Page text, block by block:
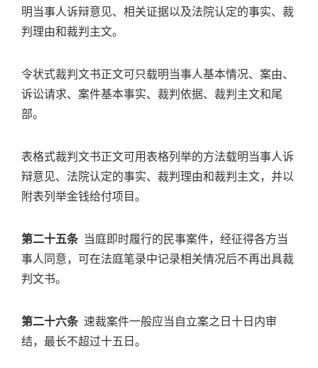
明当事人诉辩意见、相关证据以及法院认定的事实、裁
判理由和裁判主文。
令状式裁判文书正文可只载明当事人基本情况、案由、
诉讼请求、案件基本事实、裁判依据、裁判主文和尾
部。
表格式裁判文书正文可用表格列举的方法载明当事人诉
辩意见、法院认定的事实、裁判理由和裁判主文，并以
附表列举金钱给付项目。
第二十五条 当庭即时履行的民事案件，经征得各方当
事人同意，可在法庭笔录中记录相关情况后不再出具裁
判文书。
第二十六条速裁案件一般应当自立案之日十日内审
结，最长不超过十五日。